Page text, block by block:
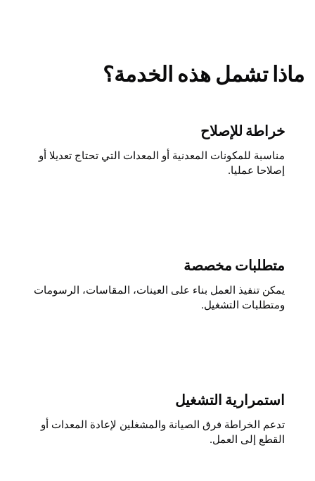
ماذا تشمل هذه الخدمة؟
خراطة للإصلاح
مناسبة للمكونات المعدنية أو المعدات التي تحتاج تعديلا أو
إصلاحا عمليا.
متطلبات مخصصة
يمكن تنفيذ العمل بناء على العينات، المقاسات، الرسومات
ومتطلبات التشغيل.
استمرارية التشغيل
تدعم الخراطة فرق الصيانة والمشغلين لإعادة المعدات أو
القطع إلى العمل.